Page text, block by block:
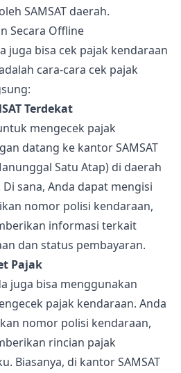
SAMSAT daerah.
Secara Offline
juga bisa cek pajak kendaraan
cara-cara cek pajak
Terdekat
mengecek pajak
datang ke kantor SAMSAT
Satu Atap) di daerah
sana, Anda dapat mengisi
nomor polisi kendaraan,
informasi terkait
dan status pembayaran.
Pajak
juga bisa menggunakan
pajak kendaraan. Anda
nomor polisi kendaraan,
rincian pajak
Biasanya, di kantor SAMSAT